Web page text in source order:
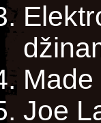
Joe